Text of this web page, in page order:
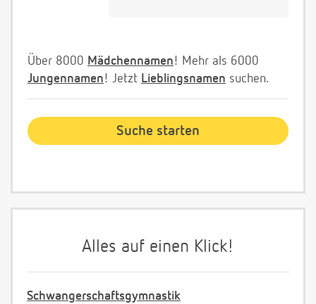
Über 8000 Mädchennamen! Mehr als 6000
Jungennamen! Jetzt Lieblingsnamen suchen.
Alles auf einen Klick!
Schwangerschaftsgymnastik